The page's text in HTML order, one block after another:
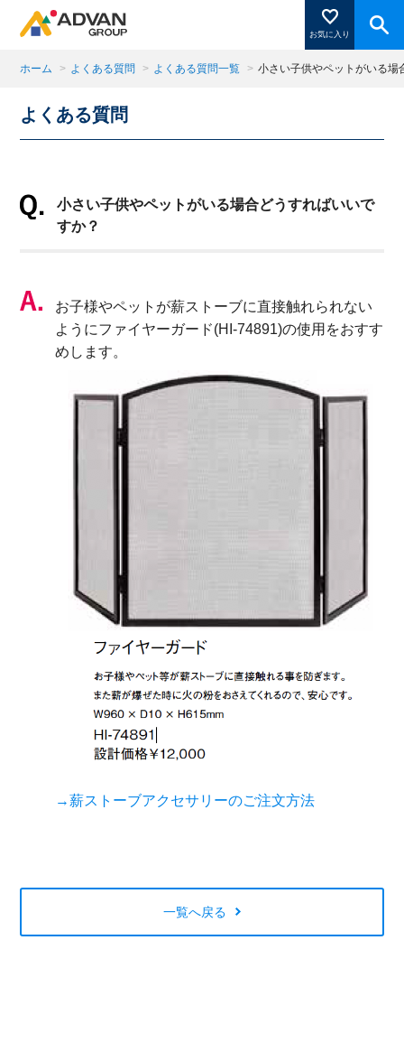
お気に入り
商品ページにある「お気に入り登録」を押すと登録した
商品がここに表示されます。
ホーム > よくある質問 > よくある質問一覧 > 小さい子供やペットがいる場
よくある質問
小さい子供やペットがいる場合どうすればいいで
すか？
お子様やペットが薪ストーブに直接触れられない
ようにファイヤーガード(HI-74891)の使用をおすす
めします。
→薪ストーブアクセサリーのご注文方法
一覧へ戻る